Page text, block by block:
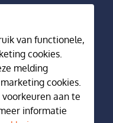
van functionele,
cookies.
melding
cookies.
voorkeuren aan te
informatie